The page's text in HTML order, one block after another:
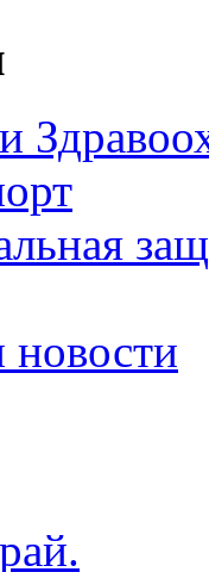
новости